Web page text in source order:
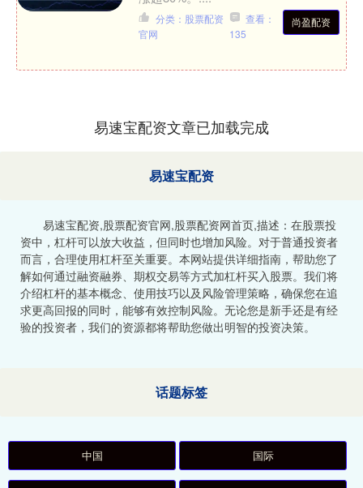
尚盈配资
分类：股票配资
官网
查看：
135
易速宝配资文章已加载完成
易速宝配资
易速宝配资,股票配资官网,股票配资网首页,描述：在股票投
资中，杠杆可以放大收益，但同时也增加风险。对于普通投资者
而言，合理使用杠杆至关重要。本网站提供详细指南，帮助您了
解如何通过融资融券、期权交易等方式加杠杆买入股票。我们将
介绍杠杆的基本概念、使用技巧以及风险管理策略，确保您在追
求更高回报的同时，能够有效控制风险。无论您是新手还是有经
验的投资者，我们的资源都将帮助您做出明智的投资决策。
话题标签
中国 国际